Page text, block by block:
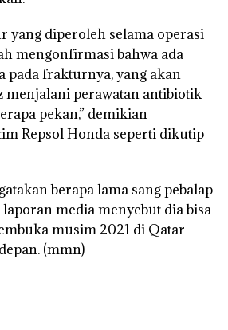
yang diperoleh selama operasi
mengonfirmasi bahwa ada
pada frakturnya, yang akan
menjalani perawatan antibiotik
pekan,” demikian
Repsol Honda seperti dikutip
berapa lama sang pebalap
media menyebut dia bisa
musim 2021 di Qatar
(mmn)